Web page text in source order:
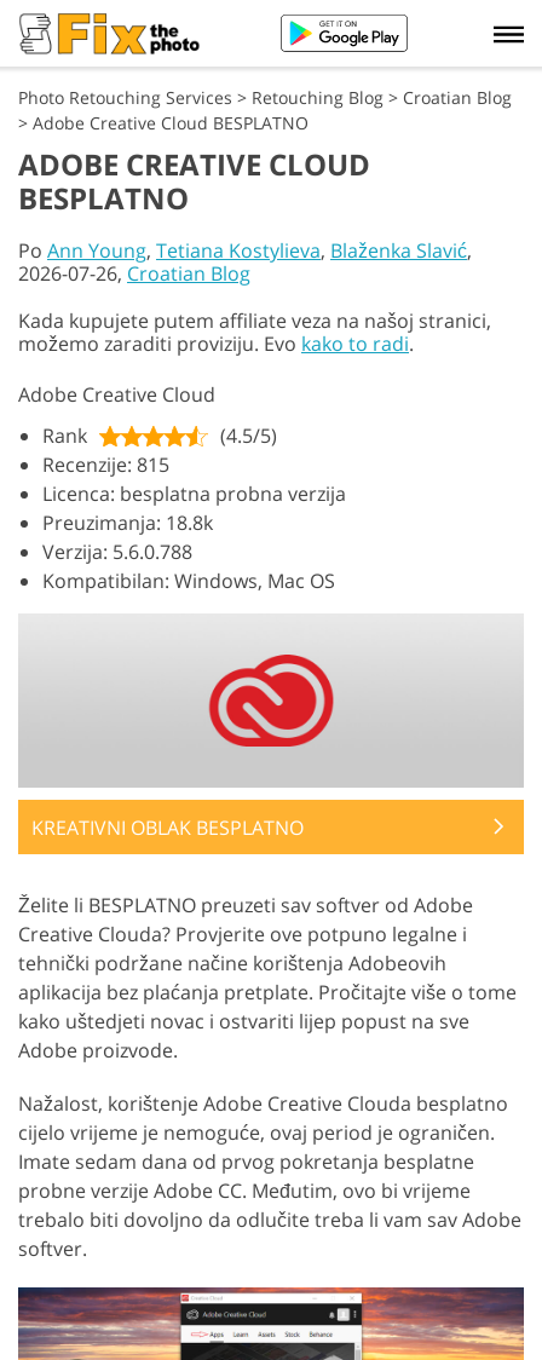
Photo Retouching Services > Retouching Blog > Croatian Blog
> Adobe Creative Cloud BESPLATNO
ADOBE CREATIVE CLOUD
BESPLATNO
Po Ann Young, Tetiana Kostylieva, Blaženka Slavić,
2026-07-26, Croatian Blog
Kada kupujete putem affiliate veza na našoj stranici,
možemo zaraditi proviziju. Evo kako to radi.
Adobe Creative Cloud
Rank
(4.5/5)
Recenzije: 815
Licenca: besplatna probna verzija
Preuzimanja: 18.8k
Verzija: 5.6.0.788
Kompatibilan: Windows, Mac OS
KREATIVNI OBLAK BESPLATNO
Želite li BESPLATNO preuzeti sav softver od Adobe
Creative Clouda? Provjerite ove potpuno legalne i
tehnički podržane načine korištenja Adobeovih
aplikacija bez plaćanja pretplate. Pročitajte više o tome
kako uštedjeti novac i ostvariti lijep popust na sve
Adobe proizvode.
Nažalost, korištenje Adobe Creative Clouda besplatno
cijelo vrijeme je nemoguće, ovaj period je ograničen.
Imate sedam dana od prvog pokretanja besplatne
probne verzije Adobe CC. Međutim, ovo bi vrijeme
trebalo biti dovoljno da odlučite treba li vam sav Adobe
softver.